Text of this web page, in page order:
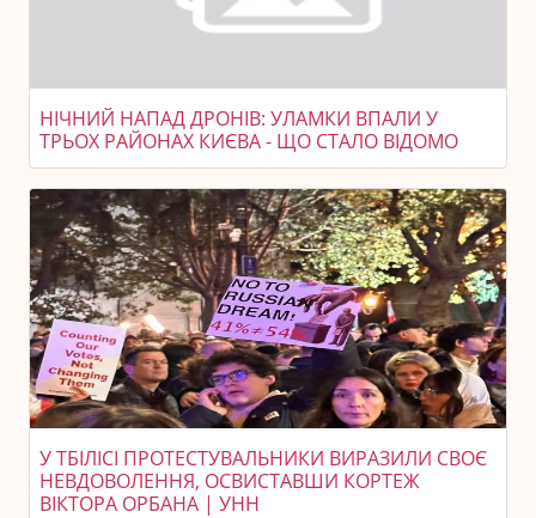
НІЧНИЙ НАПАД ДРОНІВ: УЛАМКИ ВПАЛИ У
ТРЬОХ РАЙОНАХ КИЄВА - ЩО СТАЛО ВІДОМО
У ТБІЛІСІ ПРОТЕСТУВАЛЬНИКИ ВИРАЗИЛИ СВОЄ
НЕВДОВОЛЕННЯ, ОСВИСТАВШИ КОРТЕЖ
ВІКТОРА ОРБАНА | УНН